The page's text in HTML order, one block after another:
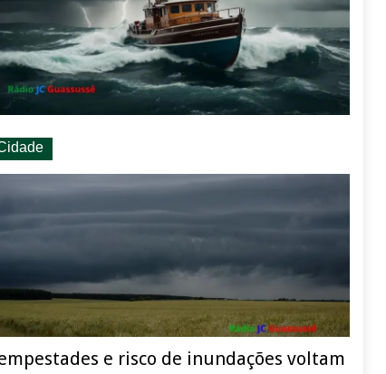
e risco de inundações voltam